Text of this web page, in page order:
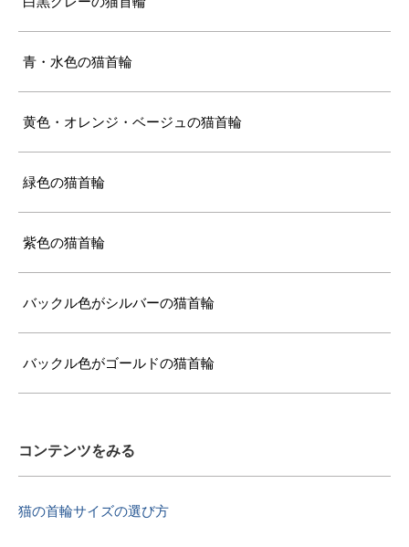
青・水色の猫首輪
黄色・オレンジ・ベージュの猫首輪
緑色の猫首輪
紫色の猫首輪
バックル色がシルバーの猫首輪
バックル色がゴールドの猫首輪
コンテンツをみる
猫の首輪サイズの選び方